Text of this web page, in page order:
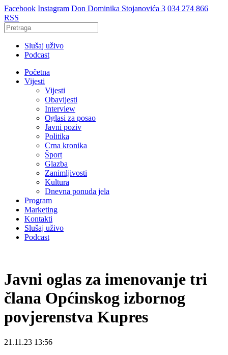
Facebook Instagram Don Dominika Stojanovića 3 034 274 866
RSS
Slušaj uživo
Podcast
Početna
Vijesti
Vijesti
Obavijesti
Interview
Oglasi za posao
Javni poziv
Politika
Crna kronika
Šport
Glazba
Zanimljivosti
Kultura
Dnevna ponuda jela
Program
Marketing
Kontakti
Slušaj uživo
Podcast
Javni oglas za imenovanje tri
člana Općinskog izbornog
povjerenstva Kupres
21.11.23 13:56